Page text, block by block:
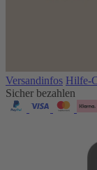
Versandinfos Hilfe-
Sicher bezahlen